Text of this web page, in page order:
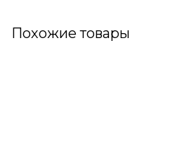
Похожие товары